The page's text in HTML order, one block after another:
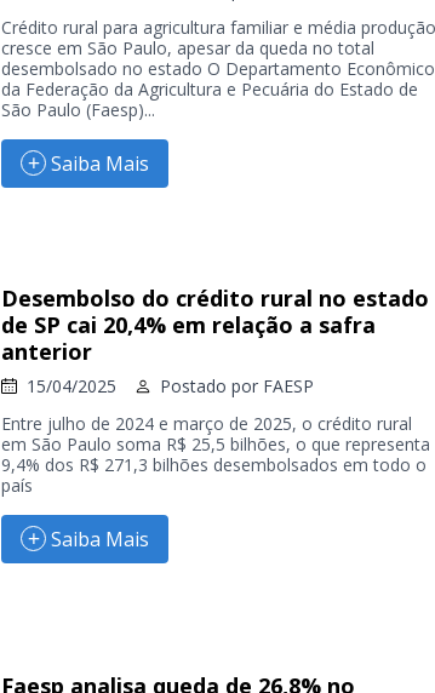
Crédito rural para agricultura familiar e média produção
cresce em São Paulo, apesar da queda no total
desembolsado no estado O Departamento Econômico
da Federação da Agricultura e Pecuária do Estado de
São Paulo (Faesp)...
Saiba Mais
Desembolso do crédito rural no estado
de SP cai 20,4% em relação a safra
anterior
15/04/2025 Postado por FAESP
Entre julho de 2024 e março de 2025, o crédito rural
em São Paulo soma R$ 25,5 bilhões, o que representa
9,4% dos R$ 271,3 bilhões desembolsados em todo o
país
Saiba Mais
Faesp analisa queda de 26,8% no